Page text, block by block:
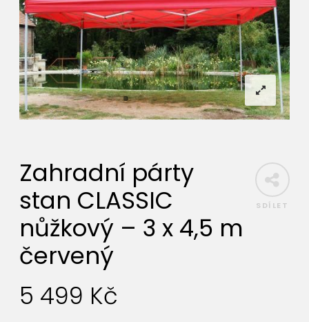
SDÍLET
Zahradní párty
stan CLASSIC
nůžkový – 3 x 4,5 m
červený
5 499 Kč